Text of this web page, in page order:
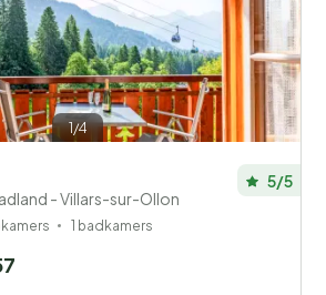
1/4
- Villars-sur-Ollon
5/5
1 badkamers